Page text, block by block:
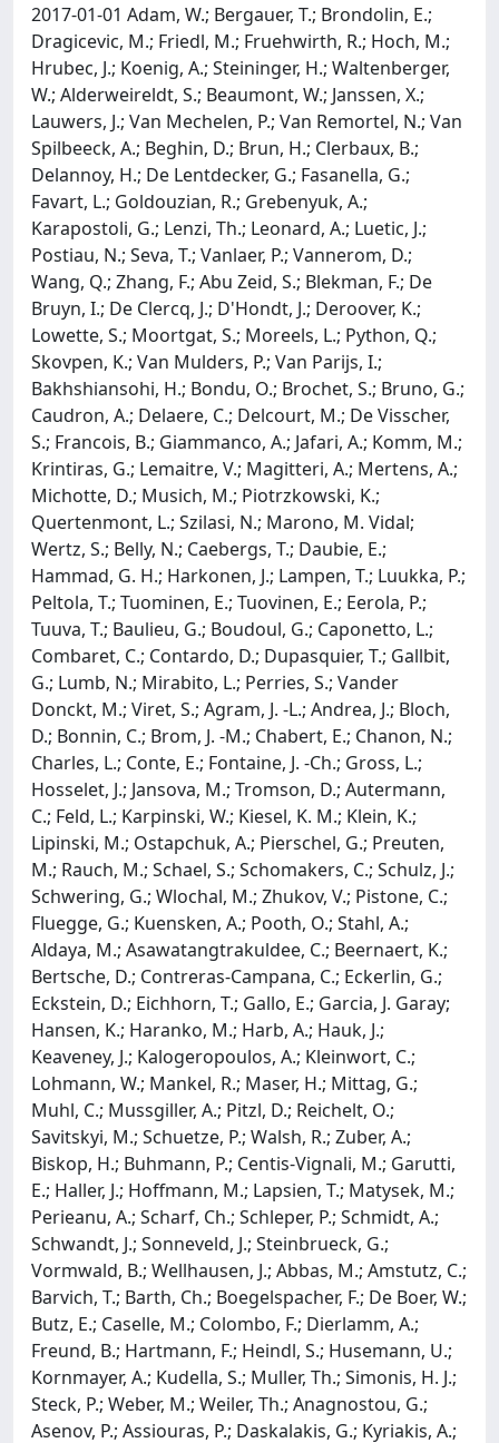
2017-01-01 Adam, W.; Bergauer, T.; Brondolin, E.;
Dragicevic, M.; Friedl, M.; Fruehwirth, R.; Hoch, M.;
Hrubec, J.; Koenig, A.; Steininger, H.; Waltenberger,
W.; Alderweireldt, S.; Beaumont, W.; Janssen, X.;
Lauwers, J.; Van Mechelen, P.; Van Remortel, N.; Van
Spilbeeck, A.; Beghin, D.; Brun, H.; Clerbaux, B.;
Delannoy, H.; De Lentdecker, G.; Fasanella, G.;
Favart, L.; Goldouzian, R.; Grebenyuk, A.;
Karapostoli, G.; Lenzi, Th.; Leonard, A.; Luetic, J.;
Postiau, N.; Seva, T.; Vanlaer, P.; Vannerom, D.;
Wang, Q.; Zhang, F.; Abu Zeid, S.; Blekman, F.; De
Bruyn, I.; De Clercq, J.; D'Hondt, J.; Deroover, K.;
Lowette, S.; Moortgat, S.; Moreels, L.; Python, Q.;
Skovpen, K.; Van Mulders, P.; Van Parijs, I.;
Bakhshiansohi, H.; Bondu, O.; Brochet, S.; Bruno, G.;
Caudron, A.; Delaere, C.; Delcourt, M.; De Visscher,
S.; Francois, B.; Giammanco, A.; Jafari, A.; Komm, M.;
Krintiras, G.; Lemaitre, V.; Magitteri, A.; Mertens, A.;
Michotte, D.; Musich, M.; Piotrzkowski, K.;
Quertenmont, L.; Szilasi, N.; Marono, M. Vidal;
Wertz, S.; Belly, N.; Caebergs, T.; Daubie, E.;
Hammad, G. H.; Harkonen, J.; Lampen, T.; Luukka, P.;
Peltola, T.; Tuominen, E.; Tuovinen, E.; Eerola, P.;
Tuuva, T.; Baulieu, G.; Boudoul, G.; Caponetto, L.;
Combaret, C.; Contardo, D.; Dupasquier, T.; Gallbit,
G.; Lumb, N.; Mirabito, L.; Perries, S.; Vander
Donckt, M.; Viret, S.; Agram, J. -L.; Andrea, J.; Bloch,
D.; Bonnin, C.; Brom, J. -M.; Chabert, E.; Chanon, N.;
Charles, L.; Conte, E.; Fontaine, J. -Ch.; Gross, L.;
Hosselet, J.; Jansova, M.; Tromson, D.; Autermann,
C.; Feld, L.; Karpinski, W.; Kiesel, K. M.; Klein, K.;
Lipinski, M.; Ostapchuk, A.; Pierschel, G.; Preuten,
M.; Rauch, M.; Schael, S.; Schomakers, C.; Schulz, J.;
Schwering, G.; Wlochal, M.; Zhukov, V.; Pistone, C.;
Fluegge, G.; Kuensken, A.; Pooth, O.; Stahl, A.;
Aldaya, M.; Asawatangtrakuldee, C.; Beernaert, K.;
Bertsche, D.; Contreras-Campana, C.; Eckerlin, G.;
Eckstein, D.; Eichhorn, T.; Gallo, E.; Garcia, J. Garay;
Hansen, K.; Haranko, M.; Harb, A.; Hauk, J.;
Keaveney, J.; Kalogeropoulos, A.; Kleinwort, C.;
Lohmann, W.; Mankel, R.; Maser, H.; Mittag, G.;
Muhl, C.; Mussgiller, A.; Pitzl, D.; Reichelt, O.;
Savitskyi, M.; Schuetze, P.; Walsh, R.; Zuber, A.;
Biskop, H.; Buhmann, P.; Centis-Vignali, M.; Garutti,
E.; Haller, J.; Hoffmann, M.; Lapsien, T.; Matysek, M.;
Perieanu, A.; Scharf, Ch.; Schleper, P.; Schmidt, A.;
Schwandt, J.; Sonneveld, J.; Steinbrueck, G.;
Vormwald, B.; Wellhausen, J.; Abbas, M.; Amstutz, C.;
Barvich, T.; Barth, Ch.; Boegelspacher, F.; De Boer, W.;
Butz, E.; Caselle, M.; Colombo, F.; Dierlamm, A.;
Freund, B.; Hartmann, F.; Heindl, S.; Husemann, U.;
Kornmayer, A.; Kudella, S.; Muller, Th.; Simonis, H. J.;
Steck, P.; Weber, M.; Weiler, Th.; Anagnostou, G.;
Asenov, P.; Assiouras, P.; Daskalakis, G.; Kyriakis, A.;